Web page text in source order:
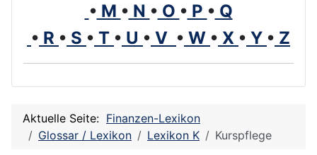
• M • N • O • P • Q
• R • S • T • U • V • W • X • Y • Z
Aktuelle Seite: Finanzen-Lexikon
Glossar / Lexikon
Lexikon K Kurspflege